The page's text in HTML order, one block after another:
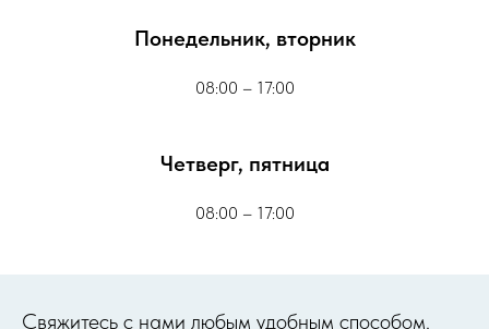
Понедельник, вторник
08:00 – 17:00
Четверг, пятница
08:00 – 17:00
Cвяжитесь с нами любым удобным способом.